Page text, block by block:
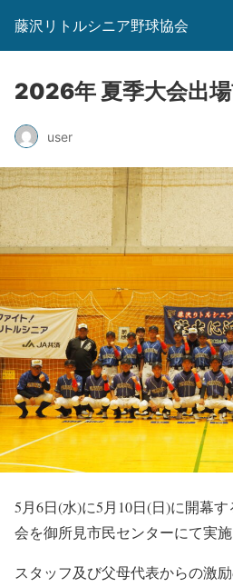
藤沢リトルシニア野球協会
2026年 夏季大会出
user
5月6日(水)に5月10日(日)に開幕
会を御所見市民センターにて実施
スタッフ及び父母代表からの激